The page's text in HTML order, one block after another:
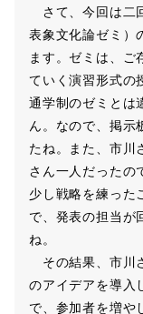
さて、今回は二
表象文化論ゼミ）
ます。ゼミは、ご
ていく演習形式の
通学制のゼミとは
ん。なので、掲示
たね。また、市川
さん一人だったの
少し戦略を練った
で、発表の担当が
ね。
その結果、市川
のアイデアを導入
で、参加者を増や